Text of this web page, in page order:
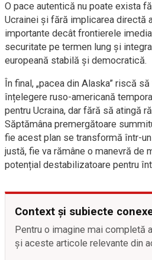
O pace autentică nu poate exista
Ucrainei și fără implicarea directă
importante decât frontierele
securitate pe termen lung și
europeană stabilă și democratică.
În final, „pacea din Alaska” riscă
înțelegere ruso-americană
pentru Ucraina, dar fără să atingă
Săptămâna premergătoare
fie acest plan se transformă într-
justă, fie va rămâne o manevră de
potențial destabilizatoare pentru
Context și subiecte
Pentru o imagine mai completă
și aceste articole relevante din